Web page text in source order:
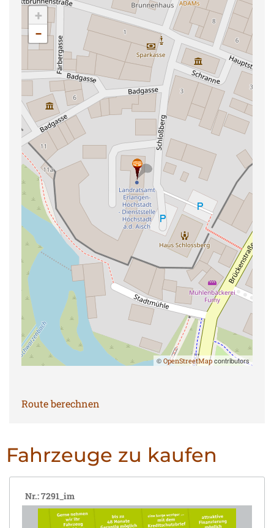
+
−
© OpenStreetMap contributors
Route berechnen
Fahrzeuge zu kaufen
Nr.: 7291_im